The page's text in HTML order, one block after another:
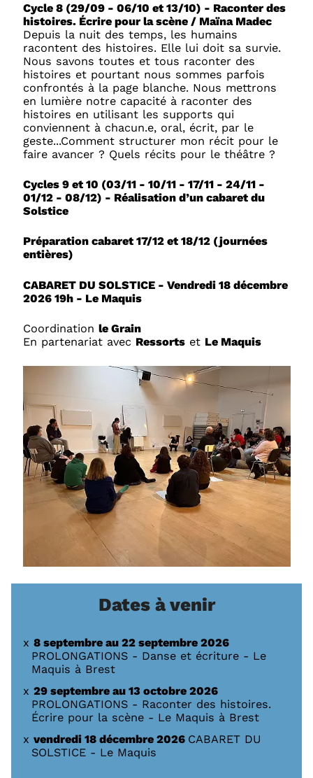
Cycle 8 (29/09 - 06/10 et 13/10) - Raconter des
histoires. Écrire pour la scène / Maïna Madec
Depuis la nuit des temps, les humains
racontent des histoires. Elle lui doit sa survie.
Nous savons toutes et tous raconter des
histoires et pourtant nous sommes parfois
confrontés à la page blanche. Nous mettrons
en lumière notre capacité à raconter des
histoires en utilisant les supports qui
conviennent à chacun.e, oral, écrit, par le
geste...Comment structurer mon récit pour le
faire avancer ? Quels récits pour le théâtre ?
Cycles 9 et 10 (03/11 - 10/11 - 17/11 - 24/11 -
01/12 - 08/12) - Réalisation d’un cabaret du
Solstice
Préparation cabaret 17/12 et 18/12 (journées
entières)
CABARET DU SOLSTICE - Vendredi 18 décembre
2026 19h - Le Maquis
Coordination le Grain
En partenariat avec Ressortset Le Maquis
Dates à venir
8 septembre au 22 septembre 2026
PROLONGATIONS - Danse et écriture - Le
Maquis à Brest
29 septembre au 13 octobre 2026
PROLONGATIONS - Raconter des histoires.
Écrire pour la scène - Le Maquis à Brest
vendredi 18 décembre 2026 CABARET DU
SOLSTICE - Le Maquis